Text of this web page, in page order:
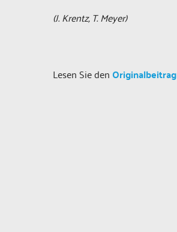
(J. Krentz, T. Meyer)
Lesen Sie den Originalbeitrag